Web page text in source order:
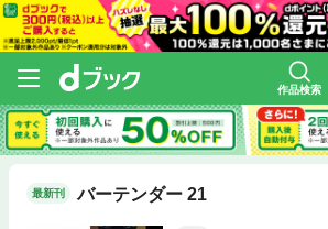
作品検索
最新刊 バーテンダー 21